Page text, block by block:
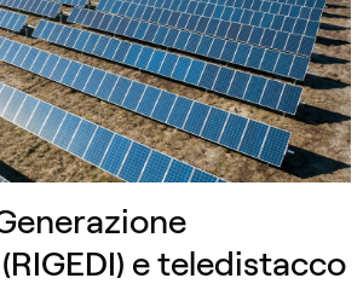
e teledistacco